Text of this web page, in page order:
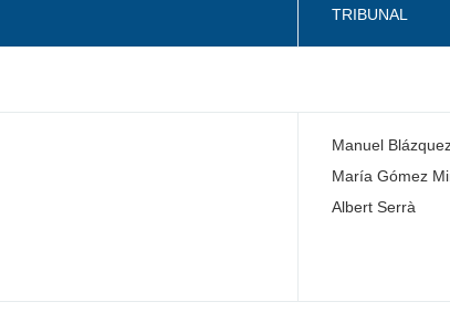
TRIBUNAL
Manuel
María Gómez
Albert Serrà